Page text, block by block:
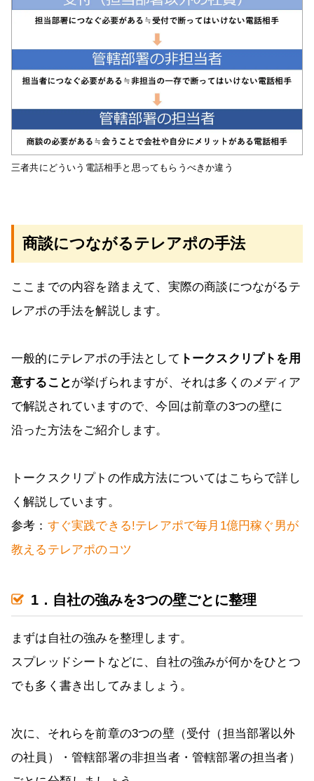
三者共にどういう電話相手と思ってもらうべきか違う
商談につながるテレアポの手法
ここまでの内容を踏まえて、実際の商談につながるテ
レアポの手法を解説します。
一般的にテレアポの手法として トークスクリプトを用
意することが挙げられますが、それは多くのメディア
で解説されていますので、今回は前章の3つの壁に
沿った方法をご紹介します。
トークスクリプトの作成方法についてはこちらで詳し
く解説しています。
参考： すぐ実践できる!テレアポで毎月1億円稼ぐ男が
教えるテレアポのコツ
1．自社の強みを3つの壁ごとに整理
まずは自社の強みを整理します。
スプレッドシートなどに、自社の強みが何かをひとつ
でも多く書き出してみましょう。
次に、それらを前章の3つの壁（受付（担当部署以外
の社員）・管轄部署の非担当者・管轄部署の担当者）